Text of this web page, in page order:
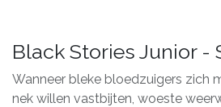
Black Stories Junior -
Wanneer bleke bloedzuigers zich
nek willen vastbijten, woeste